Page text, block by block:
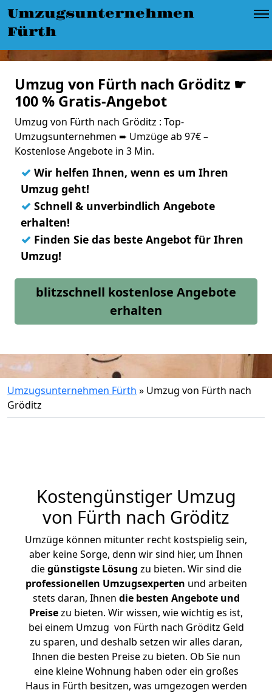
Umzugsunternehmen
Fürth
Umzug von Fürth nach Gröditz ☛
100 % Gratis-Angebot
Umzug von Fürth nach Gröditz : Top-
Umzugsunternehmen ➨ Umzüge ab 97€ –
Kostenlose Angebote in 3 Min.
✓ Wir helfen Ihnen, wenn es um Ihren
Umzug geht!
✓ Schnell & unverbindlich Angebote
erhalten!
✓ Finden Sie das beste Angebot für Ihren
Umzug!
blitzschnell kostenlose Angebote
erhalten
Umzugsunternehmen Fürth » Umzug von Fürth nach
Gröditz
Kostengünstiger Umzug
von Fürth nach Gröditz
Umzüge können mitunter recht kostspielig sein,
aber keine Sorge, denn wir sind hier, um Ihnen
diegünstigste Lösung zu bieten. Wir sind die
professionellen Umzugsexperten und arbeiten
stets daran, Ihnen die besten Angebote und
Preisezu bieten. Wir wissen, wie wichtig es ist,
bei einem Umzug von Fürth nach Gröditz Geld
zu sparen, und deshalb setzen wir alles daran,
Ihnen die besten Preise zu bieten. Ob Sie nun
eine kleine Wohnung haben oder ein großes
Haus in Fürth besitzen, was umgezogen werden